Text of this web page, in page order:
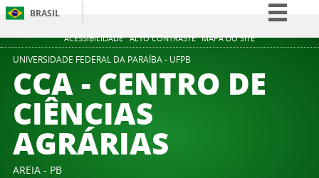
ACESSIBILIDADE ALTO CONTRASTE MAPA DO SITE
BRASIL
Simplifique!
Participe
UNIVERSIDADE FEDERAL DA PARAÍBA - UFPB
CCA - CENTRO DE
CIÊNCIAS
AGRÁRIAS
AREIA - PB